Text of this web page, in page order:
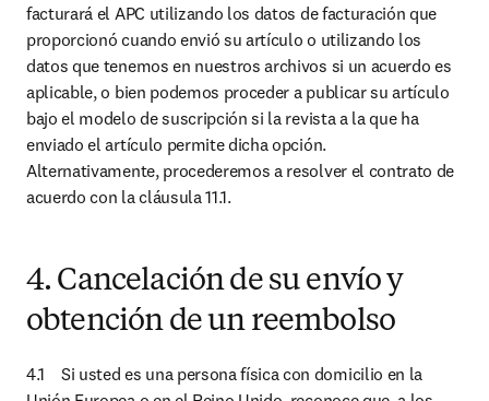
facturará el APC utilizando los datos de facturación que
proporcionó cuando envió su artículo o utilizando los
datos que tenemos en nuestros archivos si un acuerdo es
aplicable, o bien podemos proceder a publicar su artículo
bajo el modelo de suscripción si la revista a la que ha
enviado el artículo permite dicha opción.
Alternativamente, procederemos a resolver el contrato de
acuerdo con la cláusula 11.1.
4. Cancelación de su envío y
obtención de un reembolso
4.1	Si usted es una persona física con domicilio en la